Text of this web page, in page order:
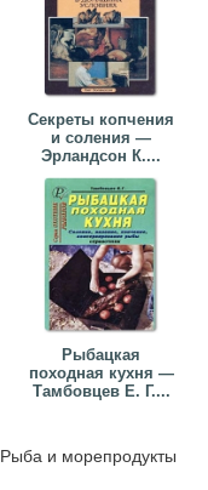
Секреты копчения
и соления —
Эрландсон К....
Рыбацкая
походная кухня —
Тамбовцев Е. Г....
Рыба и морепродукты